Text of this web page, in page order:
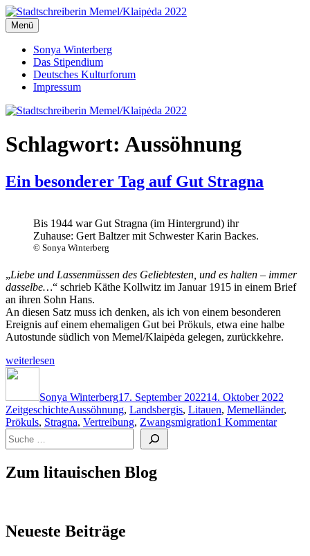
Zum
Inhalt
springen
Stadtschreiberin Memel/Klaipėda 2022
Stadtschreiberin Memel/Klaipėda 2022
Menü
Sonya Winterberg
Das Stipendium
Deutsches Kulturforum
Impressum
Schlagwort: Aussöhnung
Ein besonderer Tag auf Gut Stragna
Bis 1944 war Gut Stragna (im Hintergrund) ihr
Zuhause: Gert Baltzer mit Schwester Karin Backes.
© Sonya Winterberg
„Liebe und Lassenmüssen des Geliebtesten, und es halten – immer
dasselbe…“ schrieb Käthe Kollwitz im Januar 1915 in einem Brief
an ihren Sohn Hans.
An diesen Satz muss ich denken, als ich von einem besonderen
Ereignis auf einem ehemaligen Gut bei Prökuls, etwa eine halbe
Autostunde südlich von Memel/Klaipėda gelegen, zurückkehre.
„Ein
besonderer
Gut
Stragna“
weiterlesen
Sonya Winterberg17. September 202214. Oktober 2022
ZeitgeschichteSchlagwörter
Aussöhnung, Landsbergis, Litauen, Memelländer,
Prökuls, Stragna, Vertreibung, Zwangsmigration1 Kommentarzu
Suchen
Zum litauischen Blog
Neueste Beiträge